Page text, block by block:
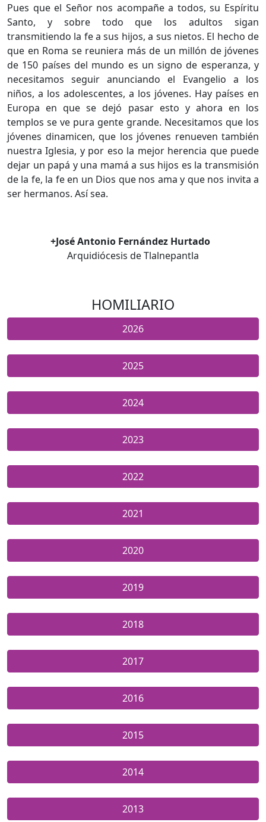
Pues que el Señor nos acompañe a todos, su Espíritu
Santo, y sobre todo que los adultos sigan
transmitiendo la fe a sus hijos, a sus nietos. El hecho de
que en Roma se reuniera más de un millón de jóvenes
de 150 países del mundo es un signo de esperanza, y
necesitamos seguir anunciando el Evangelio a los
niños, a los adolescentes, a los jóvenes. Hay países en
Europa en que se dejó pasar esto y ahora en los
templos se ve pura gente grande. Necesitamos que los
jóvenes dinamicen, que los jóvenes renueven también
nuestra Iglesia, y por eso la mejor herencia que puede
dejar un papá y una mamá a sus hijos es la transmisión
de la fe, la fe en un Dios que nos ama y que nos invita a
ser hermanos. Así sea.
+José Antonio Fernández Hurtado
Arquidiócesis de Tlalnepantla
HOMILIARIO
2026
2025
2024
2023
2022
2021
2020
2019
2018
2017
2016
2015
2014
2013